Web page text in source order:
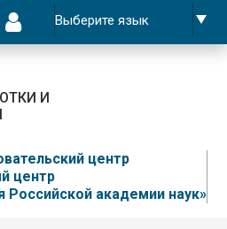
центр
центр
Российской академии наук»
И